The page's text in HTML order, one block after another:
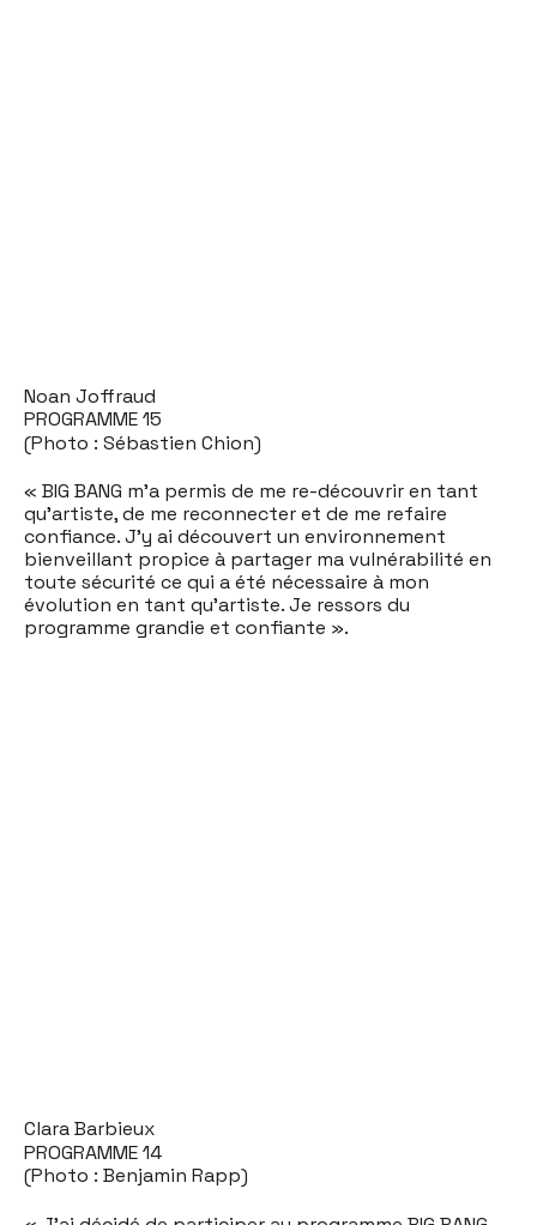
Noan Joffraud
PROGRAMME 15
(Photo : Sébastien Chion)
« BIG BANG m'a permis de me re-découvrir en tant
qu'artiste, de me reconnecter et de me refaire
confiance. J'y ai découvert un environnement
bienveillant propice à partager ma vulnérabilité en
toute sécurité ce qui a été nécessaire à mon
évolution en tant qu'artiste. Je ressors du
programme grandie et confiante ».
Clara Barbieux
PROGRAMME 14
(Photo : Benjamin Rapp)